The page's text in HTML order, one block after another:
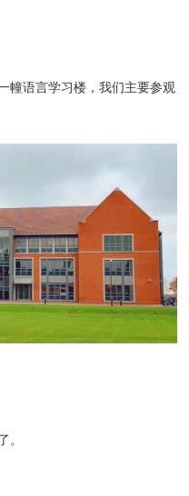
幢语言学习楼，我们主要参观
。